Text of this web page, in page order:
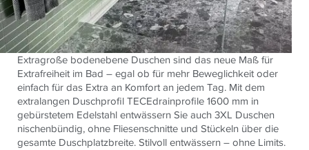
Extragroße bodenebene Duschen sind das neue Maß für
Extrafreiheit im Bad – egal ob für mehr Beweglichkeit oder
einfach für das Extra an Komfort an jedem Tag. Mit dem
extralangen Duschprofil TECEdrainprofile 1600 mm in
gebürstetem Edelstahl entwässern Sie auch 3XL Duschen
nischenbündig, ohne Fliesenschnitte und Stückeln über die
gesamte Duschplatzbreite. Stilvoll entwässern – ohne Limits.